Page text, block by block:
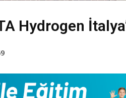
Hydrogen